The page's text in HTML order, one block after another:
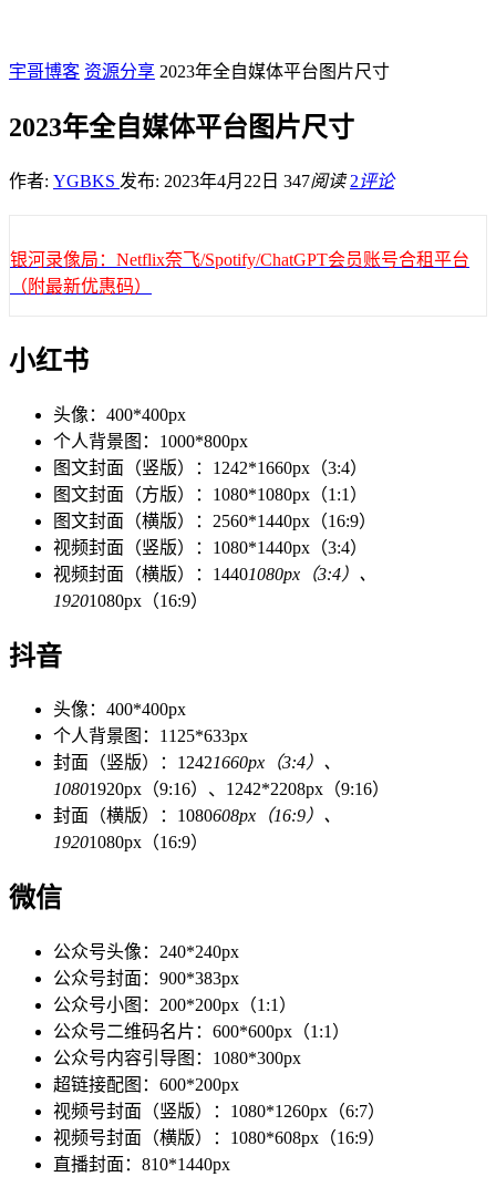
宇哥博客 资源分享 2023年全自媒体平台图片尺寸
2023年全自媒体平台图片尺寸
作者: YGBKS 发布: 2023年4月22日 347阅读 2评论
银河录像局：Netflix奈飞/Spotify/ChatGPT会员账号合租平台
（附最新优惠码）
小红书
头像：400*400px
个人背景图：1000*800px
图文封面（竖版）：1242*1660px（3:4）
图文封面（方版）：1080*1080px（1:1）
图文封面（横版）：2560*1440px（16:9）
视频封面（竖版）：1080*1440px（3:4）
视频封面（横版）：14401080px（3:4）、
19201080px（16:9）
抖音
头像：400*400px
个人背景图：1125*633px
封面（竖版）：12421660px（3:4）、
10801920px（9:16）、1242*2208px（9:16）
封面（横版）：1080608px（16:9）、
19201080px（16:9）
微信
公众号头像：240*240px
公众号封面：900*383px
公众号小图：200*200px（1:1）
公众号二维码名片：600*600px（1:1）
公众号内容引导图：1080*300px
超链接配图：600*200px
视频号封面（竖版）：1080*1260px（6:7）
视频号封面（横版）：1080*608px（16:9）
直播封面：810*1440px